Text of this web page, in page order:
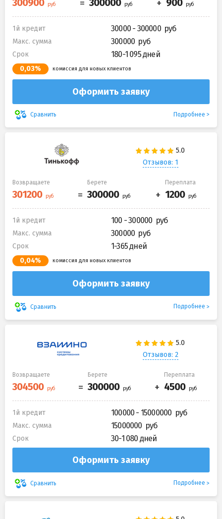
1й кредит 30000 - 300000
Макс. сумма 300000
Срок 180-1 095 дней
0,03% комиссия для новых клиентов
Оформить заявку
Сравнить Подробнее
Отзывов: 1
Возвращаете Берете Переплата
1й кредит 100 - 300000
Макс. сумма 300000
Срок 1-365 дней
0,04% комиссия для новых клиентов
Оформить заявку
Сравнить Подробнее
Отзывов: 2
Возвращаете Берете Переплата
1й кредит 100000 - 15000000
Макс. сумма 15000000
Срок 30-1 080 дней
Оформить заявку
Сравнить Подробнее